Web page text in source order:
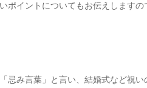
ポイントについてもお伝えしますの
忌み言葉」と言い、結婚式など祝い